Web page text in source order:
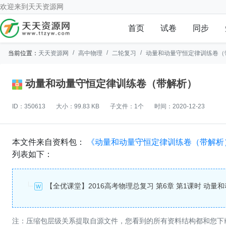
欢迎来到 天天资源网
首页 试卷 同步
当前位置： 天天资源网 高中物理 二轮复习 动量和动量守恒定律训练卷（
动量和动量守恒定律训练卷（带解析）
ID：350613 大小：99.83 KB 子文件：1个 时间：2020-12-23
本文件来自资料包：
《动量和动量守恒定律训练卷（带解
列表如下：
注：压缩包层级关系提取自源文件，您看到的所有资料结构都和您